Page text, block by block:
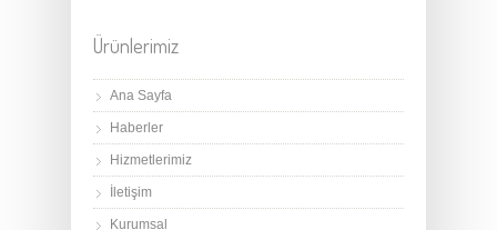
Ürünlerimiz
Ana Sayfa
Haberler
Hizmetlerimiz
İletişim
Kurumsal